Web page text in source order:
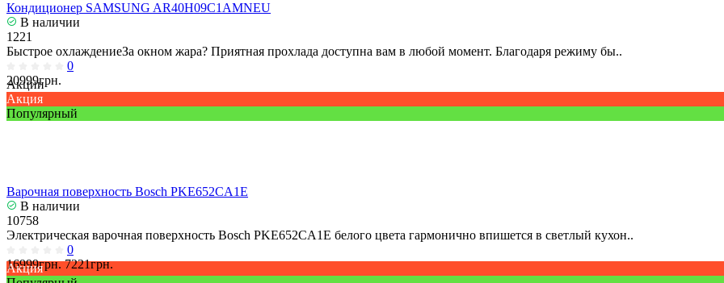
Кондиционер SAMSUNG AR40H09C1AMNEU
В наличии
1221
Быстрое охлаждениеЗа окном жара? Приятная прохлада доступна вам в любой момент. Благодаря режиму бы..
0
20999грн.
Акции
Акция
Популярный
Варочная поверхность Bosch PKE652CA1E
В наличии
10758
Электрическая варочная поверхность Bosch PKE652CA1E белого цвета гармонично впишется в светлый кухон..
0
16999грн. 7221грн.
Акция